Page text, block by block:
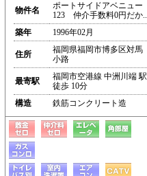
物件名
ポートサイドアベニュー
123 仲介手数料0円だか..
築年
1996年02月
住所
福岡県福岡市博多区対馬
小路
最寄駅
福岡市空港線 中洲川端 駅
徒歩 10分
構造
鉄筋コンクリート造